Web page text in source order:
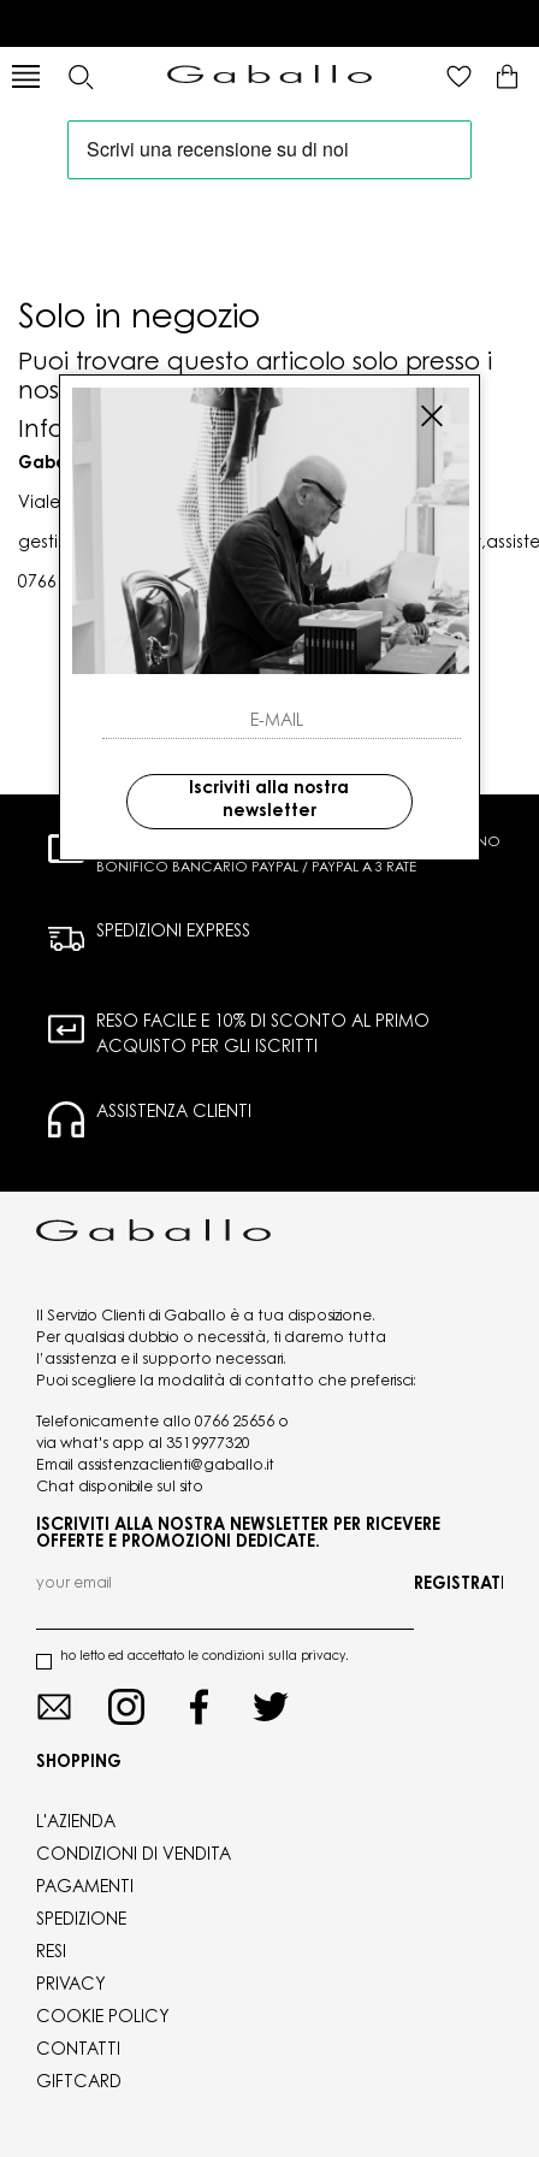
Solo in negozio
Puoi trovare questo articolo solo presso i
nostri punti vendita:
Info contatti
Gaballo Mario srl
Viale G. Matteotti n. 23 00053 Civitavecchia (RM)
0766 25656
CARTA DI CREDITO CONTRASSEGNO
BONIFICO BANCARIO PAYPAL / PAYPAL A 3 RATE
SPEDIZIONI EXPRESS
RESO FACILE E 10% DI SCONTO AL PRIMO
ACQUISTO PER GLI ISCRITTI
ASSISTENZA CLIENTI
Il Servizio Clienti di Gaballo è a tua disposizione.
Per qualsiasi dubbio o necessità, ti daremo tutta
l’assistenza e il supporto necessari.
Puoi scegliere la modalità di contatto che preferisci:
Telefonicamente allo 0766 25656 o
via what's app al 3519977320
Email assistenzaclienti@gaballo.it
Chat disponibile sul sito
ISCRIVITI ALLA NOSTRA NEWSLETTER PER RICEVERE
OFFERTE E PROMOZIONI DEDICATE.
ho letto ed accettato le condizioni sulla privacy.
REGISTRATI
SHOPPING
L'AZIENDA
CONDIZIONI DI VENDITA
PAGAMENTI
SPEDIZIONE
RESI
PRIVACY
COOKIE POLICY
CONTATTI
GIFTCARD
Iscriviti alla nostra
newsletter